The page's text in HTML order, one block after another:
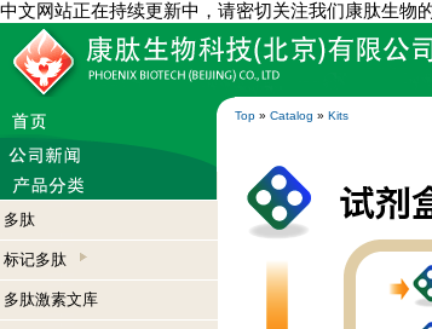
中文网站正在持续更新中，请密切关注我们康肽生物
Top » Catalog » Kits
多肽
标记多肽
多肽激素文库